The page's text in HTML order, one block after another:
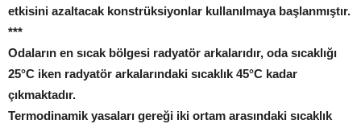
etkisini azaltacak konstrüksiyonlar kullanılmaya başlanmıştır.
***
Odaların en sıcak bölgesi radyatör arkalarıdır, oda sıcaklığı
25°C iken radyatör arkalarındaki sıcaklık 45°C kadar
çıkmaktadır.
Termodinamik yasaları gereği iki ortam arasındaki sıcaklık